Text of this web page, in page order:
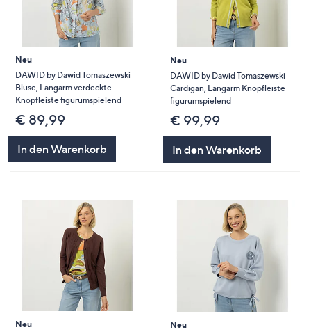
Neu
DAWID by Dawid Tomaszewski
Bluse, Langarm verdeckte
Knopfleiste figurumspielend
€ 89,99
In den Warenkorb
Neu
DAWID by Dawid Tomaszewski
Cardigan, Langarm Knopfleiste
figurumspielend
€ 99,99
In den Warenkorb
Neu
Neu